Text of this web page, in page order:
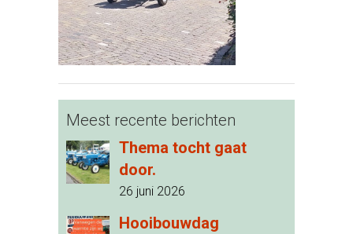
Meest recente berichten
Thema tocht gaat
door.
26 juni 2026
Hooibouwdag